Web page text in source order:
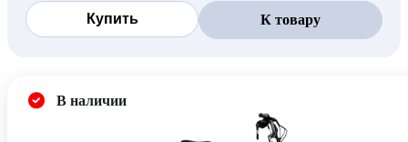
Купить К товару
В наличии